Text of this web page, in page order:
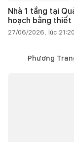
Nhà 1 tầng tại
hoạch bằng thiết
27/06/2026, lúc 21:20
Phương